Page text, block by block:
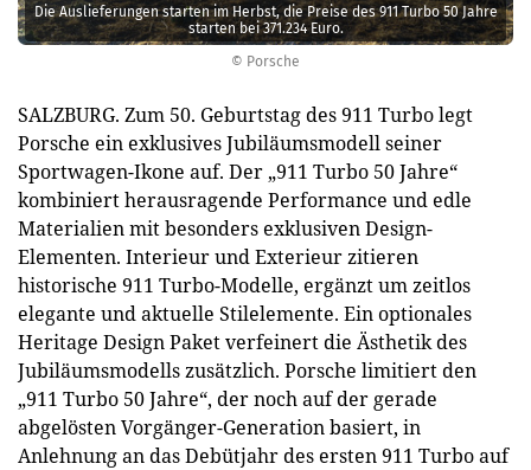
© Porsche
Die Auslieferungen starten im Herbst, die Preise des 911 Turbo 50 Jahre
starten bei 371.234 Euro.
SALZBURG. Zum 50. Geburtstag des 911 Turbo legt
Porsche ein exklusives Jubiläumsmodell seiner
Sportwagen-Ikone auf. Der „911 Turbo 50 Jahre“
kombiniert herausragende Performance und edle
Materialien mit besonders exklusiven Design-
Elementen. Interieur und Exterieur zitieren
historische 911 Turbo-Modelle, ergänzt um zeitlos
elegante und aktuelle Stilelemente. Ein optionales
Heritage Design Paket verfeinert die Ästhetik des
Jubiläumsmodells zusätzlich. Porsche limitiert den
„911 Turbo 50 Jahre“, der noch auf der gerade
abgelösten Vorgänger-Generation basiert, in
Anlehnung an das Debütjahr des ersten 911 Turbo auf